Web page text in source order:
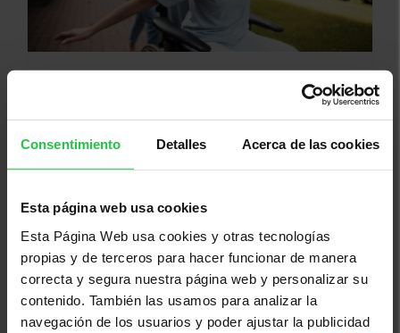
Consentimiento Detalles Acerca de las cookies
Esta página web usa cookies
Esta Página Web usa cookies y otras tecnologías
propias y de terceros para hacer funcionar de manera
correcta y segura nuestra página web y personalizar su
contenido. También las usamos para analizar la
navegación de los usuarios y poder ajustar la publicidad
Incapacitat temporal i permanent
d'Oncologia